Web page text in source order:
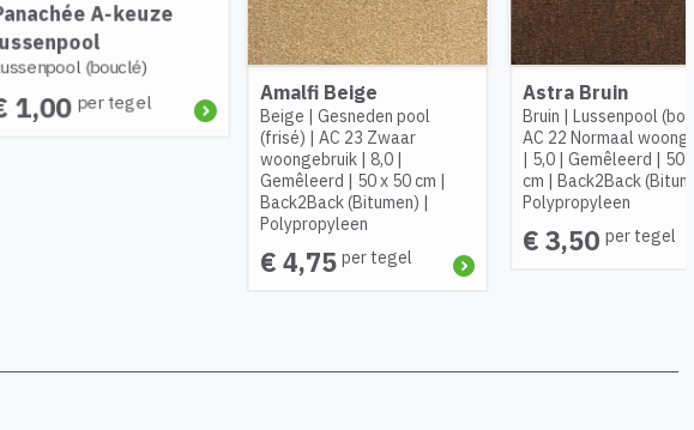
Amalfi Beige
Beige| Gesneden pool
Astra Bruin
Bruin|Lussenpool (bouclé)
AC 22 Normaal woongebruik
|5,0|Gemêleerd
cm|Back2Back (Bitumen)
Polypropyleen
€ 3,50
Astra Grijs
Grijs|
AC 22 Normaal
|5,0|
cm|Back2Back
Polypropyleen
€ 3,50 per